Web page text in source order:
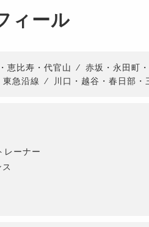
ィール
恵比寿・代官山 ⁄ 赤坂・永田町
東急沿線 ⁄ 川口・越谷・春日部・
レーナー